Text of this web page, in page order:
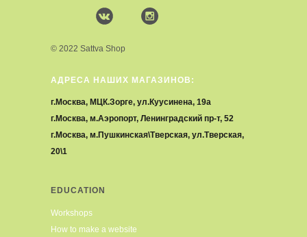
АДРЕСА НАШИХ МАГАЗИНОВ:
г.Москва, МЦК.Зорге, ул.Куусинена, 19а
г.Москва, м.Аэропорт, Ленинградский пр-т, 52
г.Москва, м.Пушкинская\Тверская, ул.Тверская,
20\1
EDUCATION
Workshops
How to make a website
© 2022 Sattva Shop